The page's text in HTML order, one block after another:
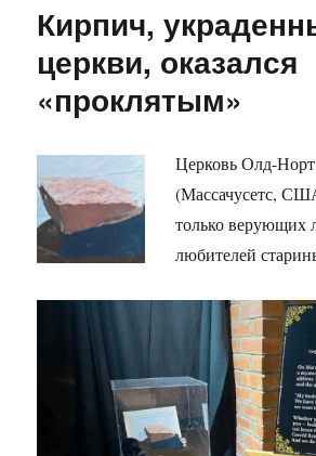
Кирпич,
церкви, оказался
«проклятым»
Церковь Олд-
(Массачусетс,
только верующих
любителей